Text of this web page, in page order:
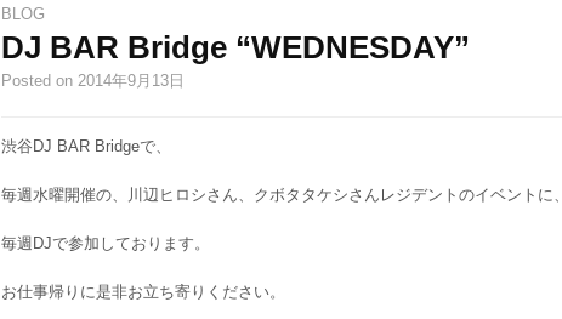
BLOG
DJ BAR Bridge “WEDNESDAY”
Posted on 2014年9月13日
渋谷DJ BAR Bridgeで、
毎週水曜開催の、川辺ヒロシさん、クボタタケシさんレジデントのイベントに、
毎週DJで参加しております。
お仕事帰りに是非お立ち寄りください。